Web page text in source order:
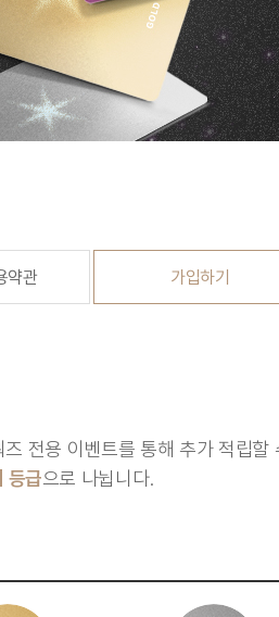
약관 가입하기
전용 이벤트를 통해 추가 적립할
등급으로 나뉩니다.